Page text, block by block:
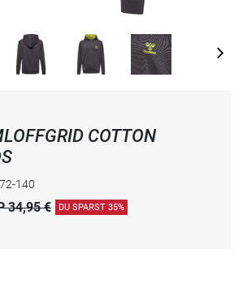
COTTON
140
34,95 € DU SPARST 35%